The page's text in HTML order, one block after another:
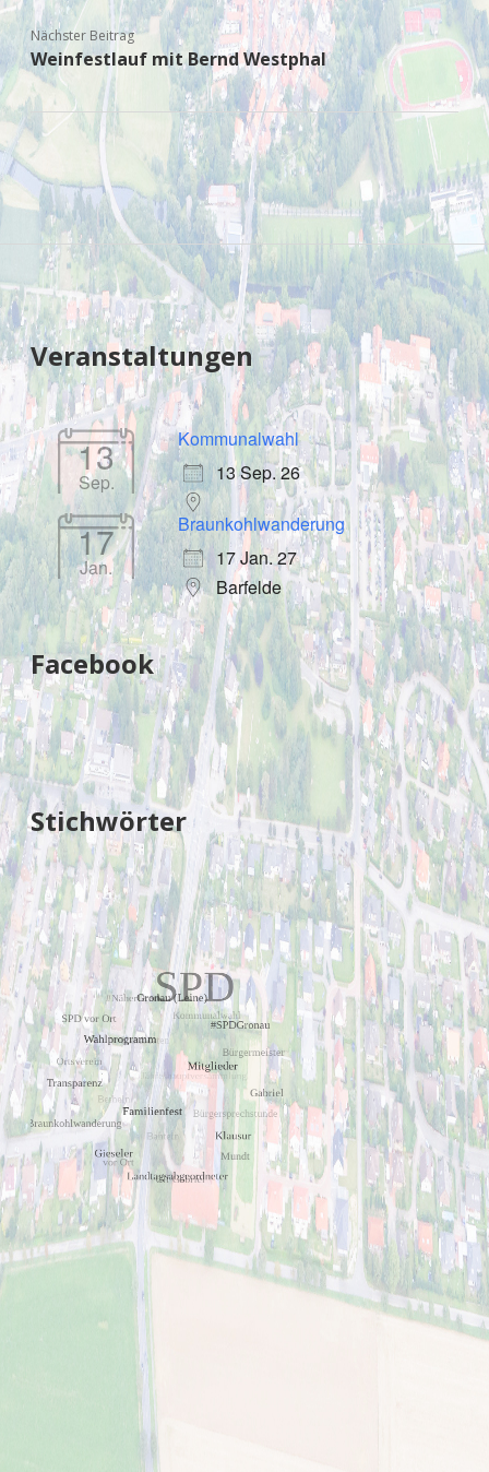
Nächster Beitrag
Weinfestlauf mit Bernd Westphal
Sidebar
Veranstaltungen
13
Sep.
Kommunalwahl
13 Sep. 26
17
Jan.
Braunkohlwanderung
17 Jan. 27
Barfelde
Facebook
Stichwörter